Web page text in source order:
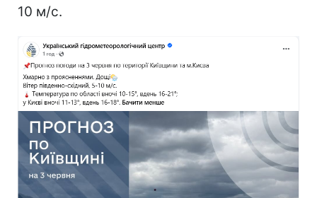
10 м/с.